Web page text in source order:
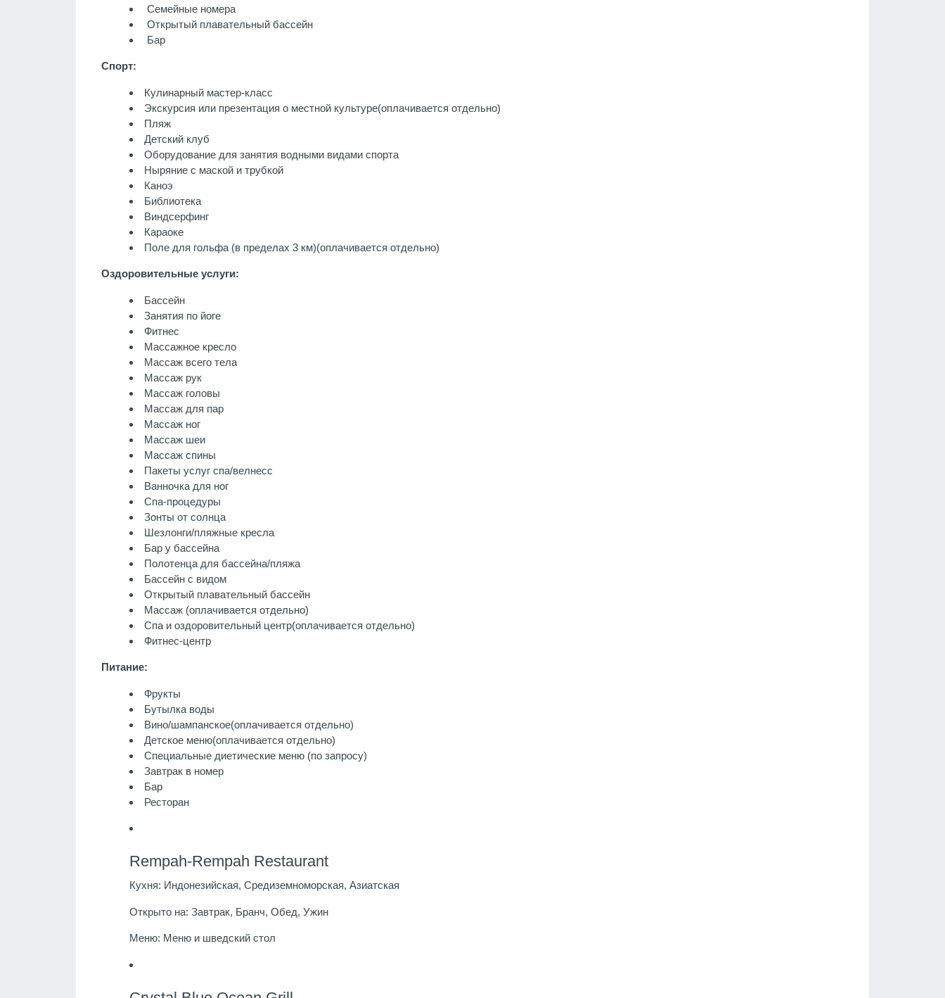
Семейные номера
Открытый плавательный бассейн
Бар
Спорт:
Кулинарный мастер-класс
Экскурсия или презентация о местной культуре(оплачивается отдельно)
Пляж
Детский клуб
Оборудование для занятия водными видами спорта
Ныряние с маской и трубкой
Каноэ
Библиотека
Виндсерфинг
Караоке
Поле для гольфа (в пределах 3 км)(оплачивается отдельно)
Оздоровительные услуги:
Бассейн
Занятия по йоге
Фитнес
Массажное кресло
Массаж всего тела
Массаж рук
Массаж головы
Массаж для пар
Массаж ног
Массаж шеи
Массаж спины
Пакеты услуг спа/велнесс
Ванночка для ног
Спа-процедуры
Зонты от солнца
Шезлонги/пляжные кресла
Бар у бассейна
Полотенца для бассейна/пляжа
Бассейн с видом
Открытый плавательный бассейн
Массаж (оплачивается отдельно)
Спа и оздоровительный центр(оплачивается отдельно)
Фитнес-центр
Питание:
Фрукты
Бутылка воды
Вино/шампанское(оплачивается отдельно)
Детское меню(оплачивается отдельно)
Специальные диетические меню (по запросу)
Завтрак в номер
Бар
Ресторан
Rempah-Rempah Restaurant
Кухня: Индонезийская, Средиземноморская, Азиатская
Открыто на: Завтрак, Бранч, Обед, Ужин
Меню: Меню и шведский стол